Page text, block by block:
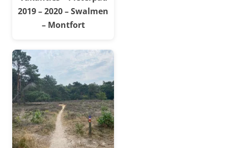
2019 – 2020 – Swalmen
– Montfort